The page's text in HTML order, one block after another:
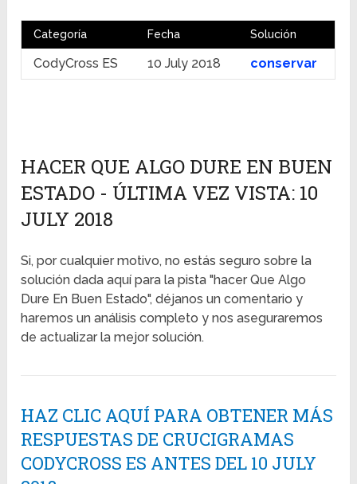
Categoría Fecha Solución
CodyCross ES 10 July 2018 conservar
HACER QUE ALGO DURE EN BUEN
ESTADO - ÚLTIMA VEZ VISTA: 10
JULY 2018
Si, por cualquier motivo, no estás seguro sobre la
solución dada aquí para la pista "hacer Que Algo
Dure En Buen Estado", déjanos un comentario y
haremos un análisis completo y nos aseguraremos
de actualizar la mejor solución.
HAZ CLIC AQUÍ PARA OBTENER MÁS
RESPUESTAS DE CRUCIGRAMAS
CODYCROSS ES ANTES DEL 10 JULY